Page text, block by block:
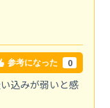
参考になった 0
込みが弱いと感